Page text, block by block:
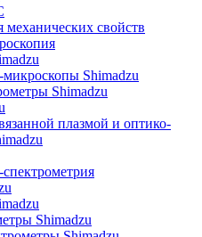
механических свойств
Shimadzu
Shimadzu
плазмой и оптико-
Shimadzu